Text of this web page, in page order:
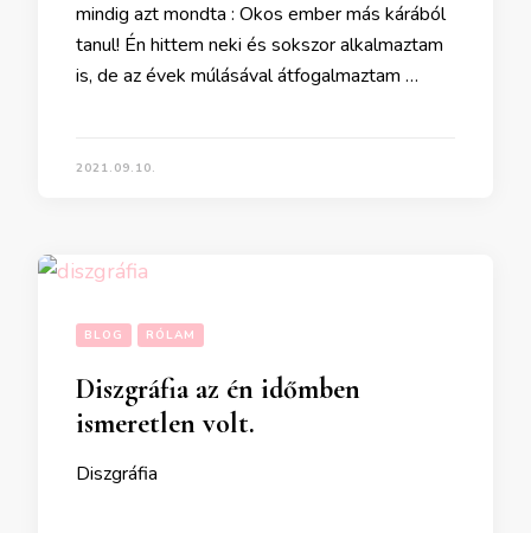
mindig azt mondta : Okos ember más kárából
tanul! Én hittem neki és sokszor alkalmaztam
is, de az évek múlásával átfogalmaztam …
2021.09.10.
BLOG RÓLAM
Diszgráfia az én időmben
ismeretlen volt.
Diszgráfia